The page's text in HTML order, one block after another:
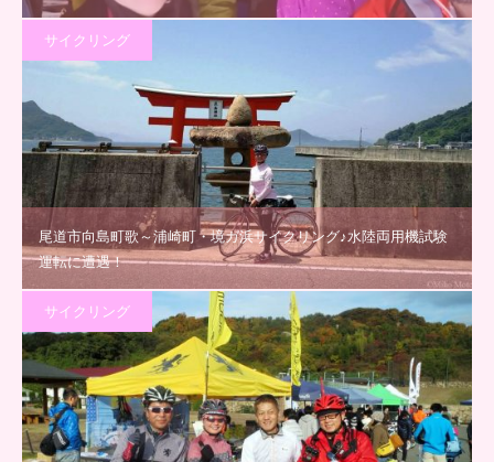
サイクリング
尾道市向島町歌～浦崎町・境ガ浜サイクリング♪水陸両用機試験
運転に遭遇！
サイクリング